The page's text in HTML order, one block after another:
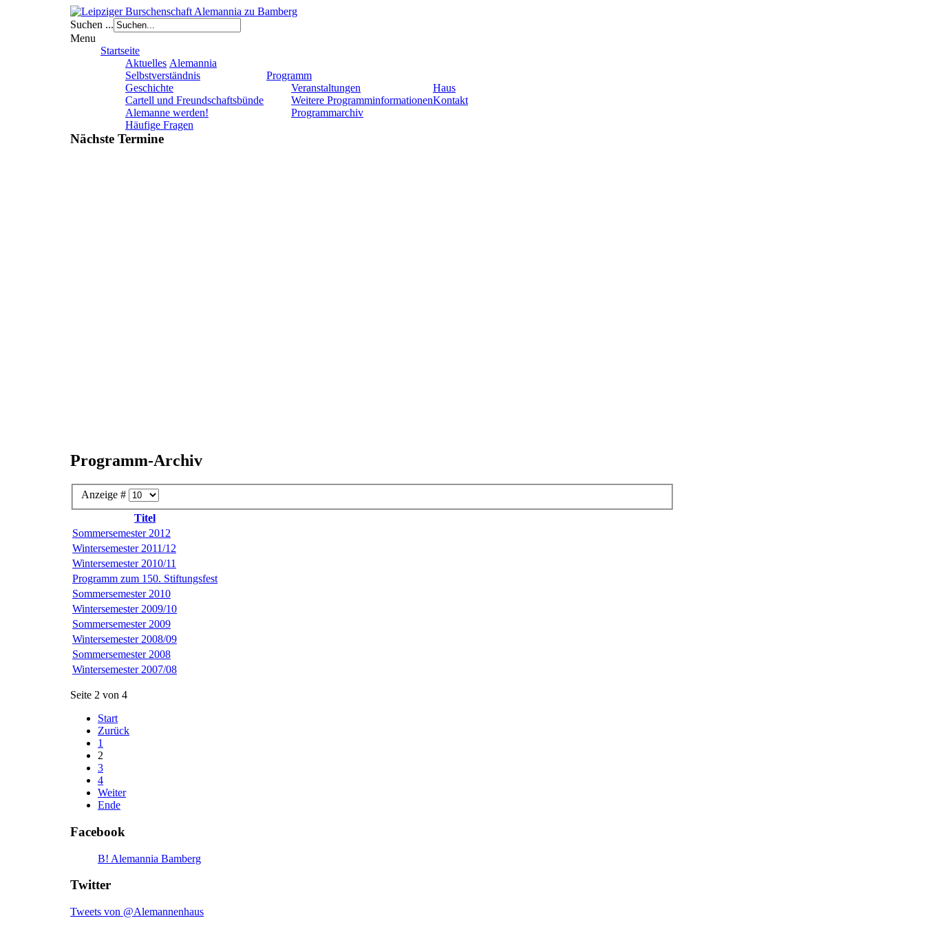
Suchen ...
Menu
Startseite
Aktuelles Alemannia
Selbstverständnis
Geschichte
Cartell und Freundschaftsbünde
Alemanne werden!
Häufige Fragen
Programm
Veranstaltungen
Weitere Programminformationen
Programmarchiv
Haus
Kontakt
Nächste Termine
Programm-Archiv
Anzeige #
Titel
Sommersemester 2012
Wintersemester 2011/12
Wintersemester 2010/11
Programm zum 150. Stiftungsfest
Sommersemester 2010
Wintersemester 2009/10
Sommersemester 2009
Wintersemester 2008/09
Sommersemester 2008
Wintersemester 2007/08
Seite 2 von 4
Start
Zurück
1
2
3
4
Weiter
Ende
Facebook
B! Alemannia Bamberg
Twitter
Tweets von @Alemannenhaus